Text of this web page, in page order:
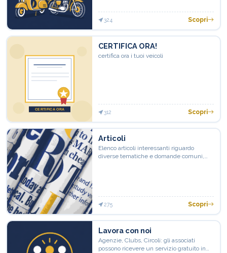
324 Scopri
CERTIFICA ORA!
certifica ora i tuoi veicoli
312 Scopri
Articoli
Elenco articoli interessanti riguardo
diverse tematiche e domande comuni,
275 Scopri
Lavora con noi
Agenzie, Clubs, Circoli: gli associati
possono ricevere un servizio gratuito in